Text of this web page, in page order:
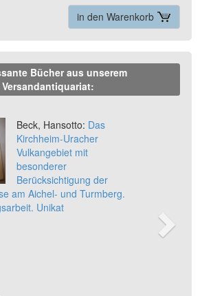
in den Warenkorb
Bücher aus unserem
Versandantiquariat:
Beck, Hansotto: Das
Kirchheim-Uracher
Vulkangebiet mit
besonderer
Berücksichtigung der
am Aichel- und Turmberg.
Unikat